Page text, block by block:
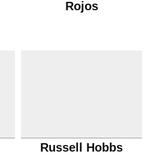
Rojos
Russell Hobbs